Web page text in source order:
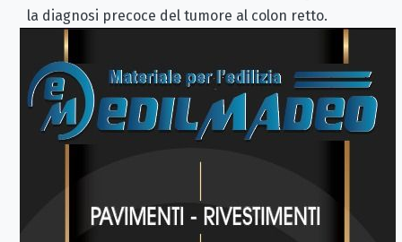
la diagnosi precoce del tumore al colon retto.